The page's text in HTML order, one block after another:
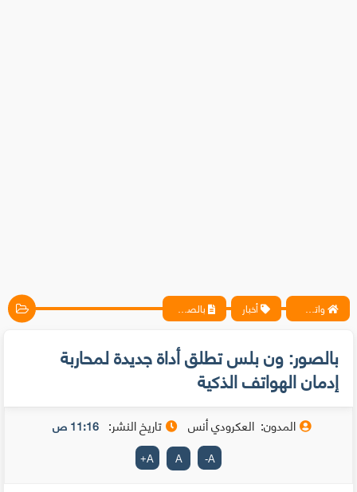
واتس آب ، فيسبوك ، أنترنت ، شروحات تقنية حصرية - المحترف أخبار بالصور: ون بلس تطلق أداة جديدة لمحاربة إدمان الهواتف الذكية
بالصور: ون بلس تطلق أداة جديدة لمحاربة
إدمان الهواتف الذكية
المدون: العكرودي أنس تاريخ النشر: 11:16 ص
A
-
A
A
+